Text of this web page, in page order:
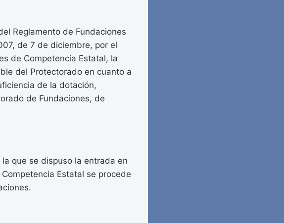
Reglamento de Fundaciones
de 7 de diciembre, por el
de Competencia Estatal, la
del Protectorado en cuanto a
de la dotación,
de Fundaciones, de
que se dispuso la entrada en
Estatal se procede